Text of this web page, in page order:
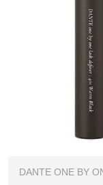
DANTE ONE BY